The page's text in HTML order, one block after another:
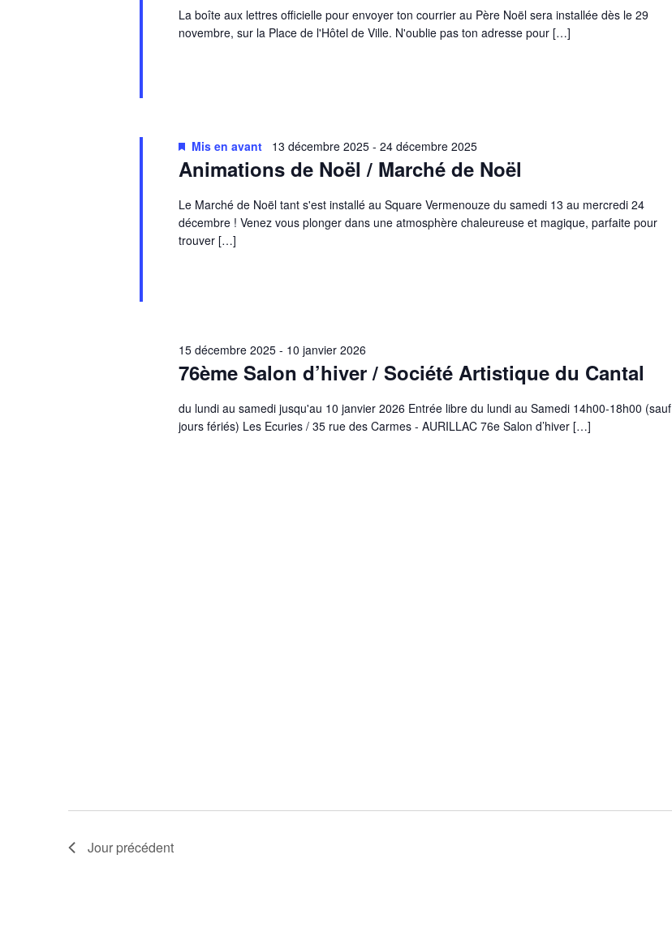
La boîte aux lettres officielle pour envoyer ton courrier au Père Noël sera installée dès le 29
novembre, sur la Place de l'Hôtel de Ville. N'oublie pas ton adresse pour […]
Animations de Noël / Marché de Noël
Mis en avant 13 décembre 2025- 24 décembre 2025
Le Marché de Noël tant s'est installé au Square Vermenouze du samedi 13 au mercredi 24
décembre ! Venez vous plonger dans une atmosphère chaleureuse et magique, parfaite pour
trouver […]
76ème Salon d’hiver / Société Artistique du Cantal
15 décembre 2025- 10 janvier 2026
du lundi au samedi jusqu'au 10 janvier 2026 Entrée libre du lundi au Samedi 14h00-18h00 (sauf
jours fériés) Les Ecuries / 35 rue des Carmes - AURILLAC 76e Salon d’hiver […]
Jour précédent